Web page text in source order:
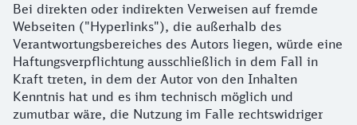
Bei direkten oder indirekten Verweisen auf fremde
Webseiten ("Hyperlinks"), die außerhalb des
Verantwortungsbereiches des Autors liegen, würde eine
Haftungsverpflichtung ausschließlich in dem Fall in
Kraft treten, in dem der Autor von den Inhalten
Kenntnis hat und es ihm technisch möglich und
zumutbar wäre, die Nutzung im Falle rechtswidriger